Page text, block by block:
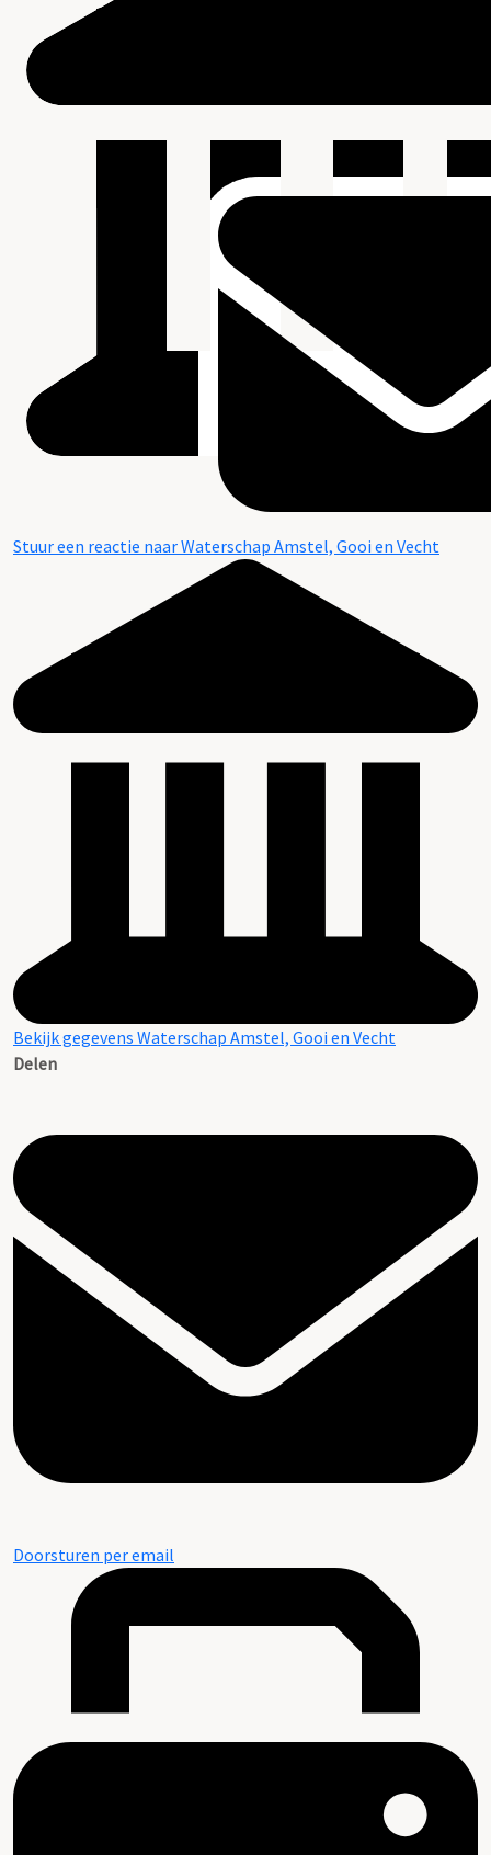
Stuur een reactie naar Waterschap Amstel, Gooi en Vecht
Bekijk gegevens Waterschap Amstel, Gooi en Vecht
Delen
Doorsturen per email